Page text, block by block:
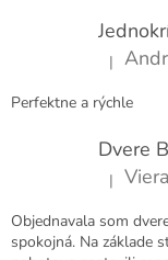
|
Perfektne a rýchle
| Viera
Objednavala som
spokojná. Na základe